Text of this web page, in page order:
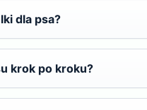
dla psa?
krok po kroku?